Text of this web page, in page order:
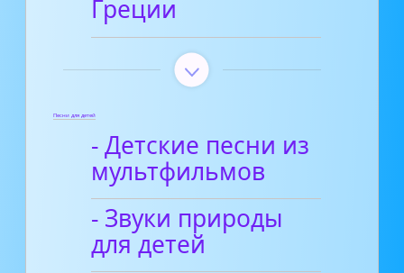
Греции
Песни для детей
- Детские песни из
мультфильмов
- Звуки природы
для детей